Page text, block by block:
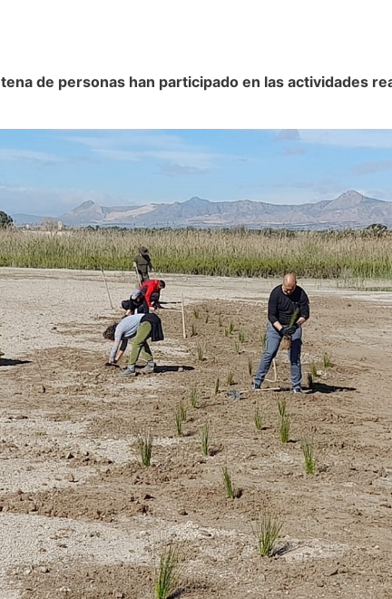
de personas han participado en las actividades